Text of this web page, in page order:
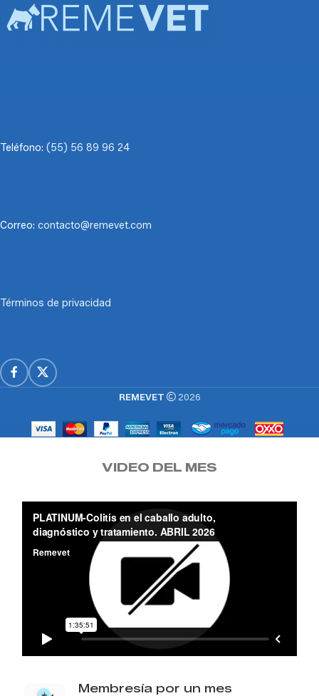
Teléfono: (55) 56 89 96 24
Correo: contacto@remevet.com
Términos de privacidad
REMEVET 2026
VIDEO DEL MES
Membresía por un mes